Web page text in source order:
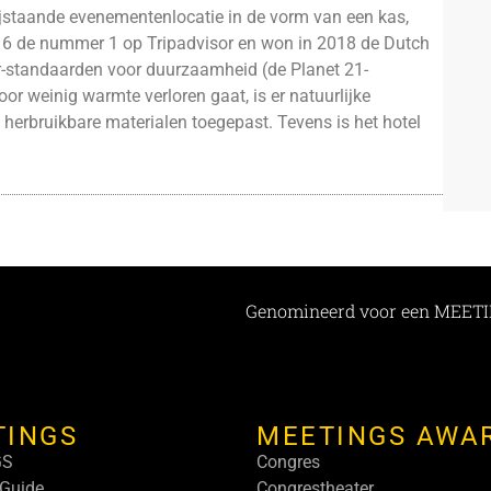
evenementenlocatie in de vorm van een kas,
de nummer 1 op Tripadvisor en won in 2018 de Dutch
voor duurzaamheid (de Planet 21-
weinig warmte verloren gaat, is er natuurlijke
materialen toegepast. Tevens is het hotel
MEETINGS
Congres